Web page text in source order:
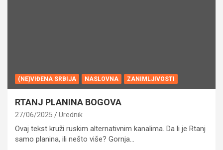
(NE)VIĐENA SRBIJA NASLOVNA ZANIMLJIVOSTI
RTANJ PLANINA BOGOVA
27/06/2025 Urednik
Ovaj tekst kruži ruskim alternativnim kanalima. Da li je Rtanj
samo planina, ili nešto više? Gornja…